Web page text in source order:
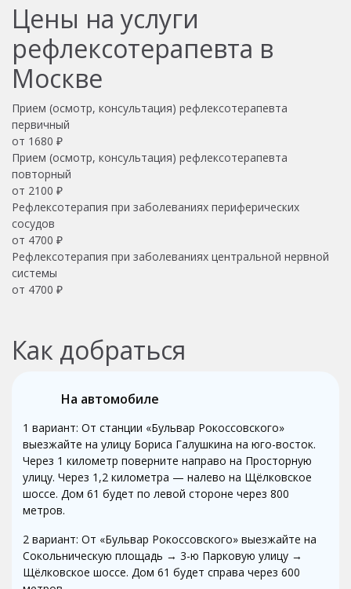
Цены на услуги
рефлексотерапевта в
Москве
Прием (осмотр, консультация) рефлексотерапевта
первичный
от 1680 ₽
Прием (осмотр, консультация) рефлексотерапевта
повторный
от 2100 ₽
Рефлексотерапия при заболеваниях периферических
сосудов
от 4700 ₽
Рефлексотерапия при заболеваниях центральной нервной
системы
от 4700 ₽
Как добраться
На автомобиле
1 вариант: От станции «Бульвар Рокоссовского»
выезжайте на улицу Бориса Галушкина на юго-восток.
Через 1 километр поверните направо на Просторную
улицу. Через 1,2 километра — налево на Щёлковское
шоссе. Дом 61 будет по левой стороне через 800
метров.
2 вариант: От «Бульвар Рокоссовского» выезжайте на
Сокольническую площадь → 3-ю Парковую улицу →
Щёлковское шоссе. Дом 61 будет справа через 600